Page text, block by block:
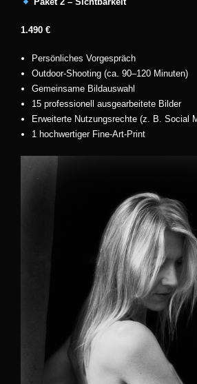
1.490 €
Persönliches Vorgespräch
Outdoor-Shooting (ca. 90–120 Minuten)
Gemeinsame Bildauswahl
15 professionell ausgearbeitete Bilder
Erweiterte Nutzungsrechte (z. B. Social
1 hochwertiger Fine-Art-Print